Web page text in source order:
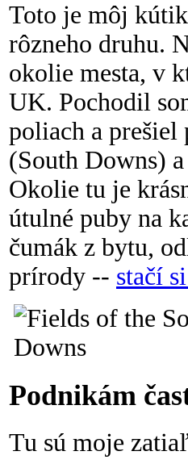
Toto je môj
rôzneho druhu.
okolie mesta, v
UK. Pochodil
poliach a prešiel
(South Downs)
Okolie tu je
útulné puby na
čumák z bytu,
prírody -- stačí
Podnikám
Tu sú moje